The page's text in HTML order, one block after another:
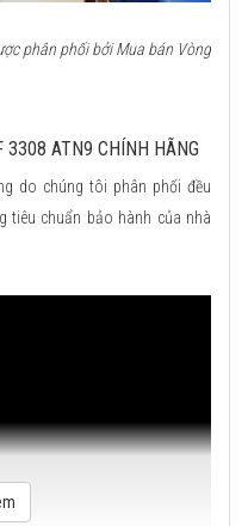
phân phối bởi Mua bán Vòng
3308 ATN9 CHÍNH HÃNG
do chúng tôi phân phối đều
tiêu chuẩn bảo hành của nhà